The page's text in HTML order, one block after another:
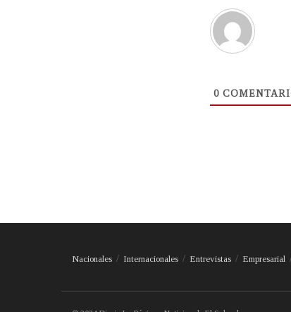
0
Nacionales Internacionales Entrevistas Empresarial